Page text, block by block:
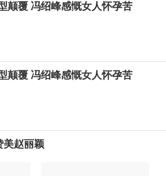
颠覆 冯绍峰感慨女人怀孕苦
颠覆 冯绍峰感慨女人怀孕苦
美赵丽颖